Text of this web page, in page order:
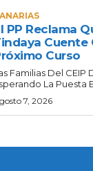
PP Reclama
Cuente
Curso
Familias Del CEIP
La Puesta
7, 2026